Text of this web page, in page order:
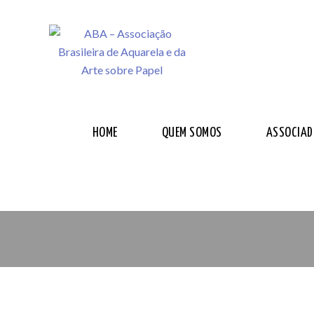
HOME QUEM SOMOS